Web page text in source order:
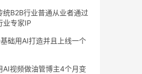
统B2B行业普通从业者通过
业专家IP
础用AI打造并且上线一个
AI视频做油管博主4个月变